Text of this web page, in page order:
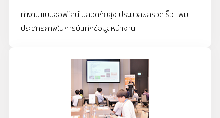
ทำงานแบบออฟไลน์ ปลอดภัยสูง ประมวลผลรวดเร็ว เพิ่ม
ประสิทธิภาพในการบันทึกข้อมูลหน้างาน